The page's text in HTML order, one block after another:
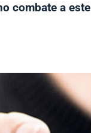
combate a este